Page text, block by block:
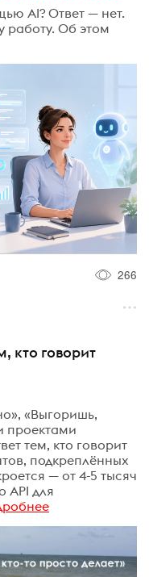
AI? Ответ — нет.
работу. Об этом
266
кто говорит
«Выгоришь,
проектами
тем, кто говорит
подкреплённых
— от 4-5 тысяч
API для